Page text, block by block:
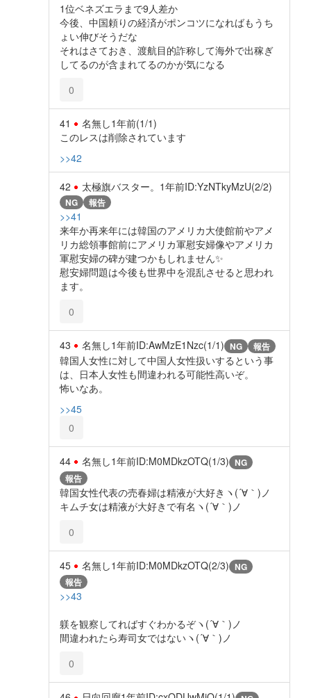
1位ベネズエラまで9人差か
今後、中国頼りの経済がポンコツになればもうち
ょい伸びそうだな
それはさておき、渡航目的詐称して海外で出稼ぎ
してるのが含まれてるのかが気になる
0
41 名無し1年前(1/1)
このレスは削除されています
>>42
42 太極旗バスター。 1年前ID:YzNTkyMzU(2/2)
NG 報告
>>41
来年か再来年には韓国のアメリカ大使館前やアメ
リカ総領事館前にアメリカ軍慰安婦像やアメリカ
軍慰安婦の碑が建つかもしれません✨️
慰安婦問題は今後も世界中を混乱させると思われ
ます。
0
43 名無し1年前ID:AwMzE1Nzc(1/1) NG 報告
韓国人女性に対して中国人女性扱いするという事
は、日本人女性も間違われる可能性高いぞ。
怖いなあ。
>>45
0
44 名無し1年前ID:M0MDkzOTQ(1/3) NG
報告
韓国女性代表の売春婦は精液が大好きヽ(´∀｀)ノ
キムチ女は精液が大好きで有名ヽ(´∀｀)ノ
0
45 名無し1年前ID:M0MDkzOTQ(2/3) NG
報告
>>43
躾を観察してればすぐわかるぞヽ(´∀｀)ノ
間違われたら寿司女ではないヽ(´∀｀)ノ
0